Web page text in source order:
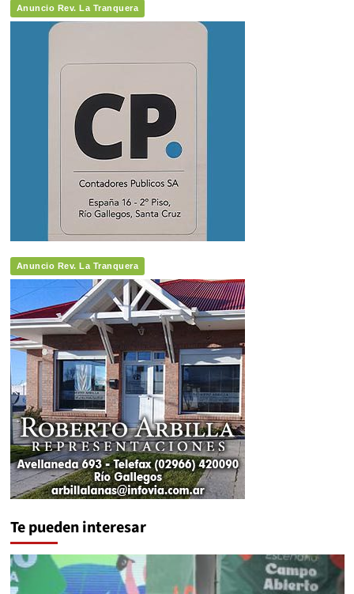
Anuncio Rev. La Tranquera
Anuncio Rev. La Tranquera
Te pueden interesar